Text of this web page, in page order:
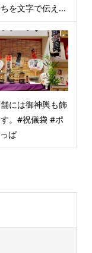
を文字で伝え...
には御神輿も飾
。#祝儀袋 #ポ
ぱ